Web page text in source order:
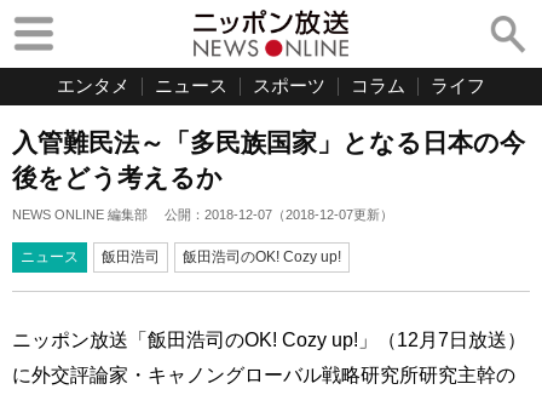
エンタメ ニュース スポーツ コラム ライフ
入管難民法～「多民族国家」となる日本の今
後をどう考えるか
NEWS ONLINE 編集部 公開： 2018-12-07 （2018-12-07更新）
ニュース 飯田浩司 飯田浩司のOK! Cozy up!
ニッポン放送「飯田浩司のOK! Cozy up!」（12月7日放送）
に外交評論家・キャノングローバル戦略研究所研究主幹の